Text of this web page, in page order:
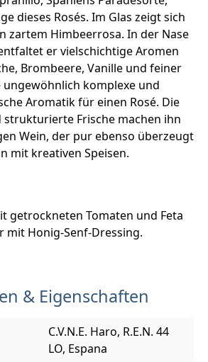
dieses Rosés. Im Glas zeigt sich
zartem Himbeerrosa. In der Nase
er vielschichtige Aromen
Brombeere, Vanille und feiner
ungewöhnlich komplexe und
Aromatik für einen Rosé. Die
strukturierte Frische machen ihn
Wein, der pur ebenso überzeugt
mit kreativen Speisen.
getrockneten Tomaten und Feta
mit Honig-Senf-Dressing.
& Eigenschaften
C.V.N.E. Haro, R.E.N. 44
LO, Espana